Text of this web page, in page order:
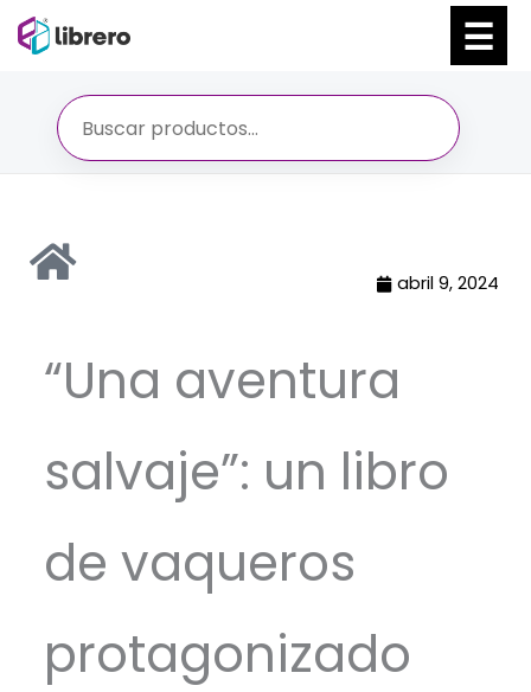
abril 9, 2024
“Una aventura
salvaje”: un libro
de vaqueros
protagonizado